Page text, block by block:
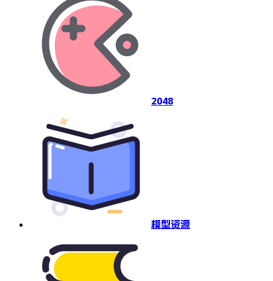
2048
模型资源